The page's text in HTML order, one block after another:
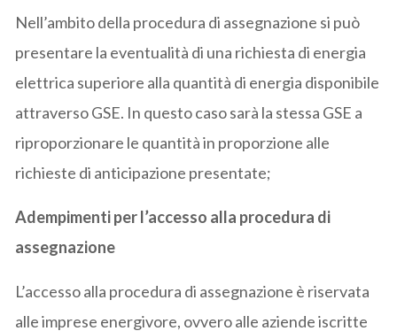
Nell’ambito della procedura di assegnazione si può
presentare la eventualità di una richiesta di energia
elettrica superiore alla quantità di energia disponibile
attraverso GSE. In questo caso sarà la stessa GSE a
riproporzionare le quantità in proporzione alle
richieste di anticipazione presentate;
Adempimenti per l’accesso alla procedura di
assegnazione
L’accesso alla procedura di assegnazione è riservata
alle imprese energivore, ovvero alle aziende iscritte